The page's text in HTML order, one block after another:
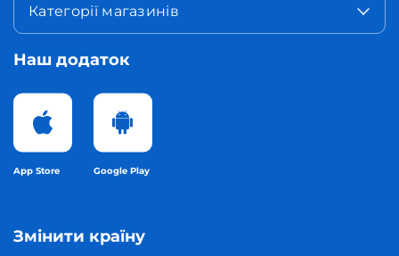
Категорії магазинів
Наш додаток
App Store Google Play
Змінити країну